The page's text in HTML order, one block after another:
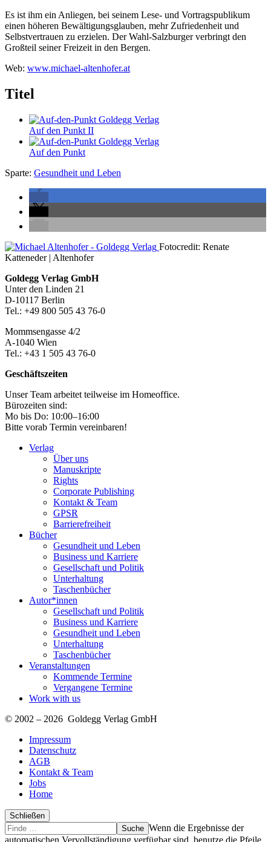
Es ist ihm ein Anliegen, bei seinem Lese- und Vortragspublikum
einen höheren Bewältigungsglauben, mehr Zufriedenheit und
Selbstvertrauen zu erzielen. Der Wahl-Salzburger verbringt den
Großteil seiner Freizeit in den Bergen.
Web: www.michael-altenhofer.at
Titel
Auf den Punkt II
Auf den Punkt
Sparte: Gesundheit und Leben
Seitenleiste
Fotocredit: Renate
Katteneder | Altenhofer
Footer-
Section
Goldegg Verlag GmbH
Unter den Linden 21
D-10117 Berlin
Tel.: +49 800 505 43 76-0
Mommsengasse 4/2
A-1040 Wien
Tel.: +43 1 505 43 76-0
Geschäftszeiten
Unser Team arbeitet teilweise im Homeoffice.
Bürozeiten sind:
Mo bis Do: 10:00–16:00
Bitte vorab Termin vereinbaren!
Verlag
Über uns
Manuskripte
Rights
Corporate Publishing
Kontakt & Team
GPSR
Barrierefreiheit
Bücher
Gesundheit und Leben
Business und Karriere
Gesellschaft und Politik
Unterhaltung
Taschenbücher
Autor*innen
Gesellschaft und Politik
Business und Karriere
Gesundheit und Leben
Unterhaltung
Taschenbücher
Veranstaltungen
Kommende Termine
Vergangene Termine
Work with us
© 2002 – 2026 Goldegg Verlag GmbH
Impressum
Datenschutz
AGB
Kontakt & Team
Jobs
Home
Schließen
Suche
Finde
…
Wenn die Ergebnisse der
automatischen Vervollständigung verfügbar sind, benutze die Pfeile